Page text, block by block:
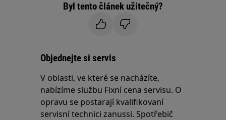
Byl tento článek užitečný?
Objednejte si servis
V oblasti, ve které se nacházíte,
nabízíme službu Fixní cena servisu. O
opravu se postarají kvalifikovaní
servisní technici zanussi. Spotřebič